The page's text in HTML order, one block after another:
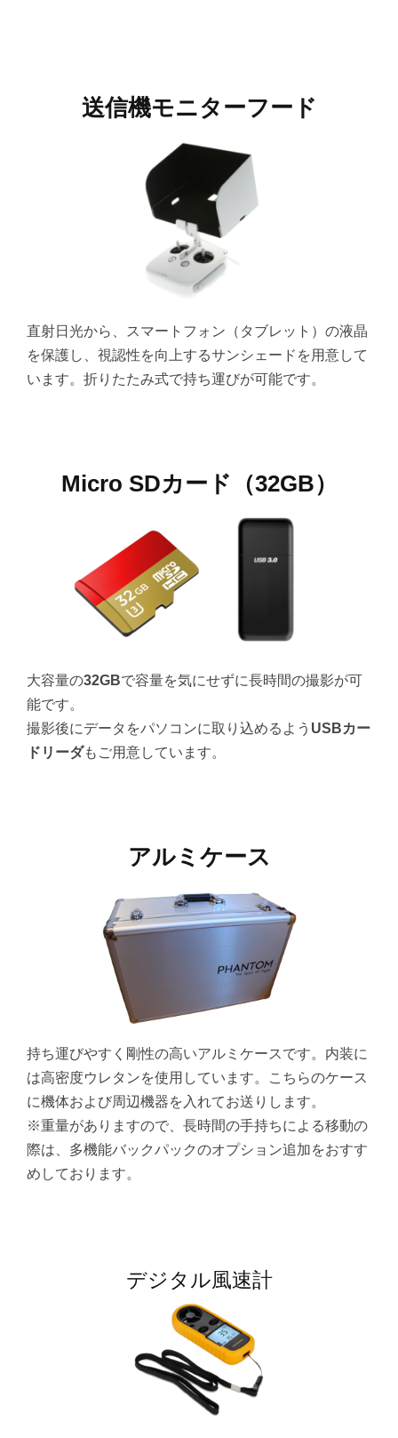
送信機モニターフード
直射日光から、スマートフォン（タブレット）の液晶
を保護し、視認性を向上するサンシェードを用意して
います。折りたたみ式で持ち運びが可能です。
Micro SDカード（32GB）
大容量の32GBで容量を気にせずに長時間の撮影が可
能です。
撮影後にデータをパソコンに取り込めるよう USBカー
ドリーダもご用意しています。
アルミケース
持ち運びやすく剛性の高いアルミケースです。内装に
は高密度ウレタンを使用しています。こちらのケース
に機体および周辺機器を入れてお送りします。
※重量がありますので、長時間の手持ちによる移動の
際は、多機能バックパックのオプション追加をおすす
めしております。
デジタル風速計